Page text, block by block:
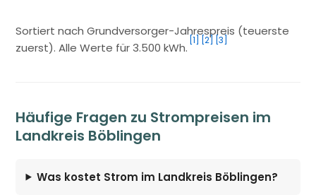
Sortiert nach Grundversorger-Jahrespreis (teuerste
zuerst). Alle Werte für 3.500 kWh.
[1] [2] [3]
Häufige Fragen zu Strompreisen im
Landkreis Böblingen
Was kostet Strom im Landkreis Böblingen?